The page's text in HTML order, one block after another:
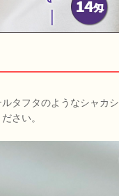
タフタのようなシャカシ
さい。